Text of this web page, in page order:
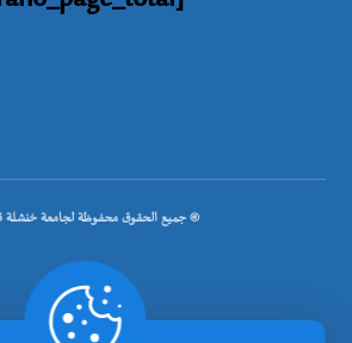
© جميع الحقوق محفوظة لجامعة خنشلة 2026.
.